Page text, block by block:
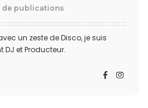
de publications
un zeste de Disco, je suis
DJ et Producteur.